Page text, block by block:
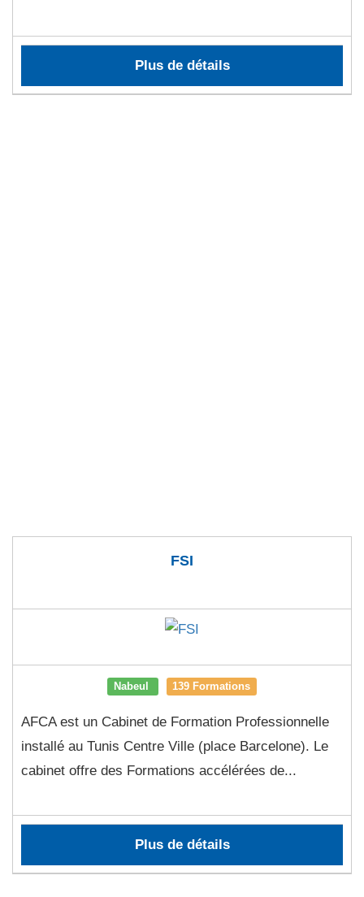
Plus de détails
FSI
Nabeul 139 Formations
AFCA est un Cabinet de Formation Professionnelle
installé au Tunis Centre Ville (place Barcelone). Le
cabinet offre des Formations accélérées de...
Plus de détails